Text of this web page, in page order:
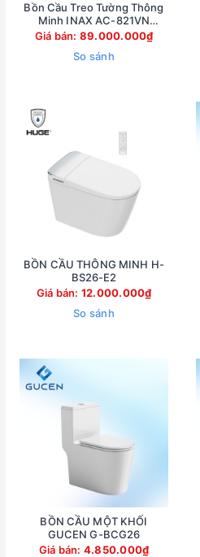
Bồn Cầu Treo Tường Thông
Minh INAX AC-821VN
(AC821VN)
Giá bán: 89.000.000₫
So sánh
BỒN CẦU THÔNG MINH H-
BS26-E2
Giá bán: 12.000.000₫
So sánh
BỒN CẦU MỘT KHỐI
GUCEN G-BCG26
Giá bán: 4.850.000₫